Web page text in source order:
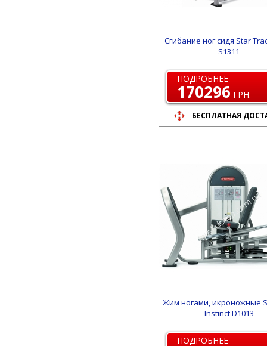
Сгибание ног сидя Star
S1311
ПОДРОБНЕЕ
170296 ГРН.
БЕСПЛАТНАЯ
Жим ногами, икроножные
Instinct D1013
ПОДРОБНЕЕ